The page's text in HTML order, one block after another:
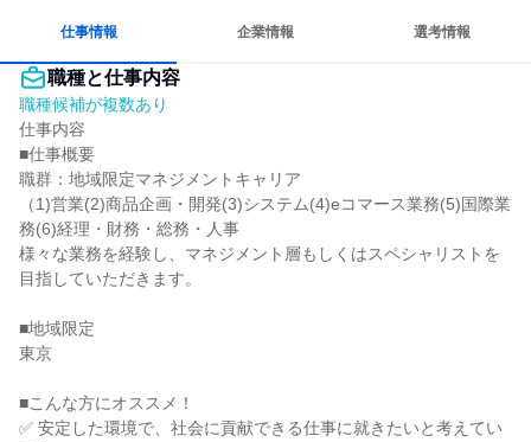
仕事情報 企業情報 選考情報
職種と仕事内容
職種候補が複数あり
仕事内容
■仕事概要
職群：地域限定マネジメントキャリア
（1)営業(2)商品企画・開発(3)システム(4)eコマース業務(5)国際業
務(6)経理・財務・総務・人事
様々な業務を経験し、マネジメント層もしくはスペシャリストを
目指していただきます。
■地域限定
東京
■こんな方にオススメ！
✅ 安定した環境で、社会に貢献できる仕事に就きたいと考えてい